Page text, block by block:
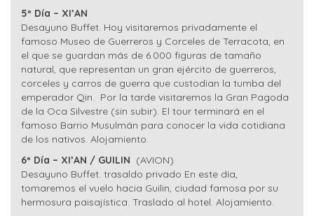
5º Día – XI’AN
Desayuno Buffet. Hoy visitaremos privadamente el
famoso Museo de Guerreros y Corceles de Terracota, en
el que se guardan más de 6.000 figuras de tamaño
natural, que representan un gran ejército de guerreros,
corceles y carros de guerra que custodian la tumba del
emperador Qin. Por la tarde visitaremos la Gran Pagoda
de la Oca Silvestre (sin subir). El tour terminará en el
famoso Barrio Musulmán para conocer la vida cotidiana
de los nativos. Alojamiento.
6º Día – XI’AN / GUILIN (AVION)
Desayuno Buffet. trasaldo privado En este día,
tomaremos el vuelo hacia Guilin, ciudad famosa por su
hermosura paisajística. Traslado al hotel. Alojamiento.